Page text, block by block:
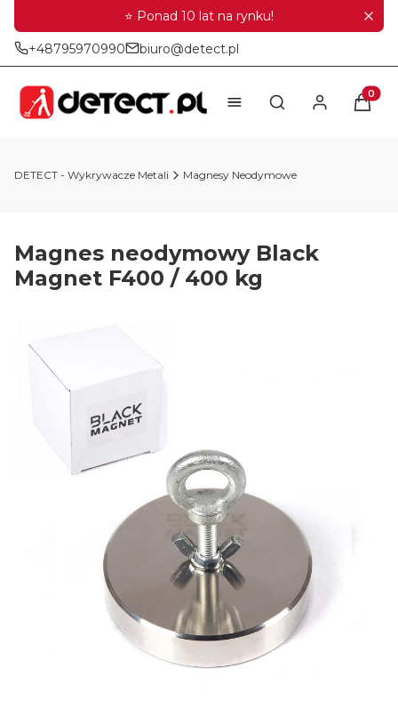
⭐ Ponad 10 lat na rynku!
+48795970990 biuro@detect.pl
Otwórz
DETECT - Wykrywacze Metali Magnesy Neodymowe
Magnes neodymowy Black
Magnet F400 / 400 kg